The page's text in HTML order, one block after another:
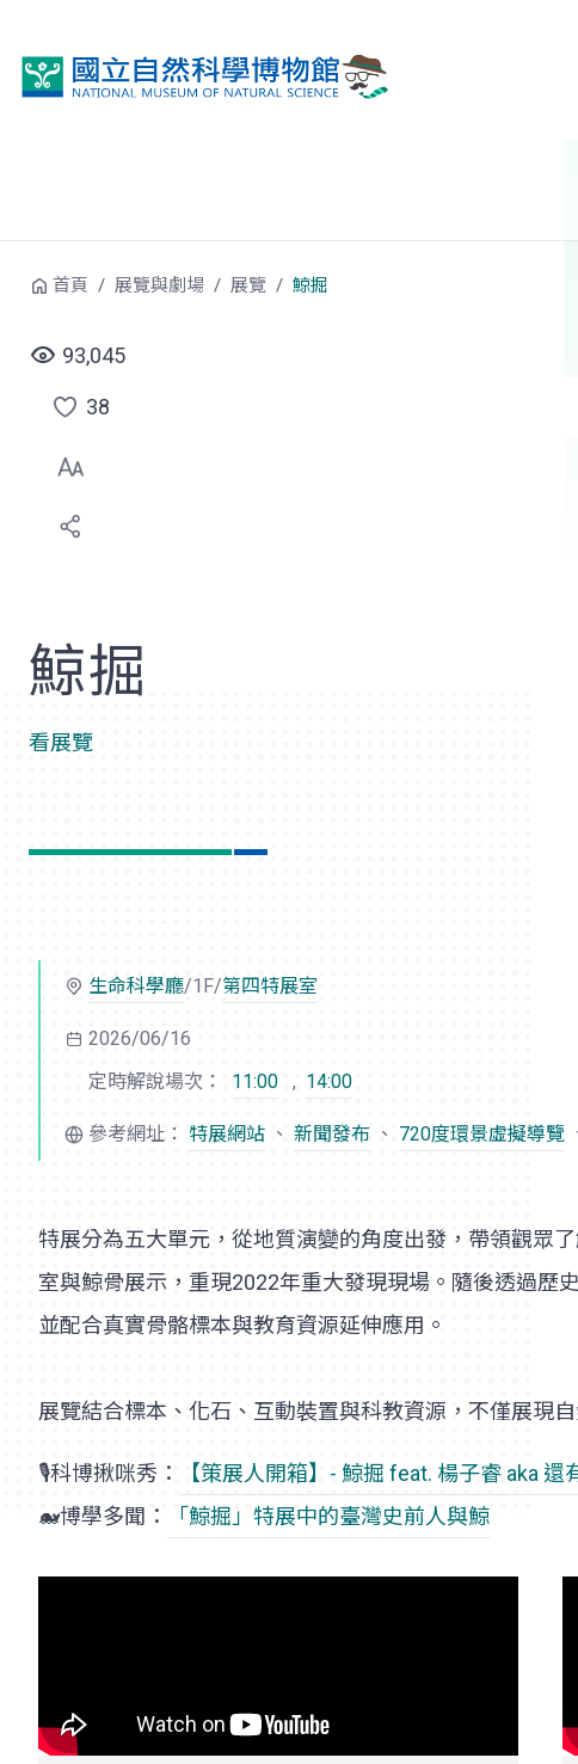
首頁 展覽與劇場 展覽 鯨掘
93,045
點
選
喜
38
鯨掘
看展覽
生命科學廳/1F/第四特展室
2026/06/16
定時解說場次：
11:00 , 14:00
參考網址： 特展網站 、 新聞發布 、 720度環景虛擬導覽
特展分為五大單元，從地質演變的角度出發，帶領觀眾
室與鯨骨展示，重現2022年重大發現現場。隨後透過歷
並配合真實骨骼標本與教育資源延伸應用。
展覽結合標本、化石、互動裝置與科教資源，不僅展現
🎙️科博揪咪秀：
【策展人開箱】- 鯨掘 feat. 楊子睿 aka
🐋博學多聞：
「鯨掘」特展中的臺灣史前人與鯨